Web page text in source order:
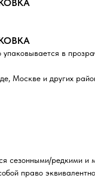
в
Москве и других
сезонными/редкими и
право